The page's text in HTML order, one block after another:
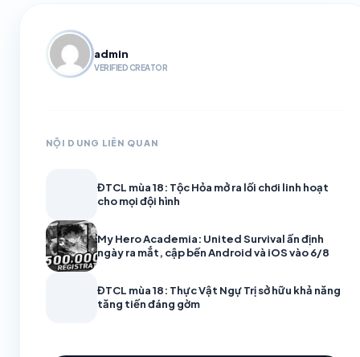
admin
VERIFIED CREATOR
NỘI DUNG LIÊN QUAN
ĐTCL mùa 18: Tộc Hỏa mở ra lối chơi linh hoạt
cho mọi đội hình
My Hero Academia: United Survival ấn định
ngày ra mắt, cập bến Android và iOS vào 6/8
ĐTCL mùa 18: Thực Vật Ngự Trị sở hữu khả năng
tăng tiến đáng gờm